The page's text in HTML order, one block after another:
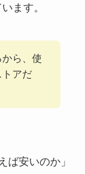
ます。
ら、使
トアだ
ば安いのか」